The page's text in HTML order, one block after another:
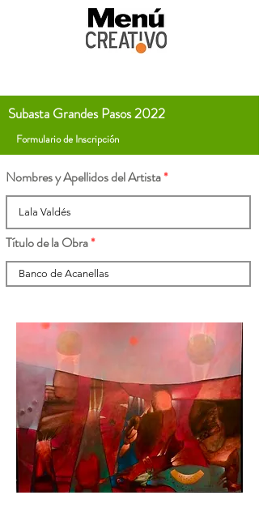
Subasta Grandes Pasos 2022
Formulario de Inscripción
Nombres y Apellidos del Artista
Título de la Obra